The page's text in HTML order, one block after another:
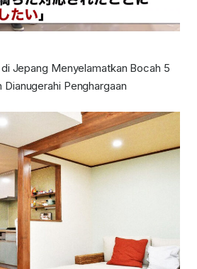
Jepang Menyelamatkan Bocah 5
Dianugerahi Penghargaan